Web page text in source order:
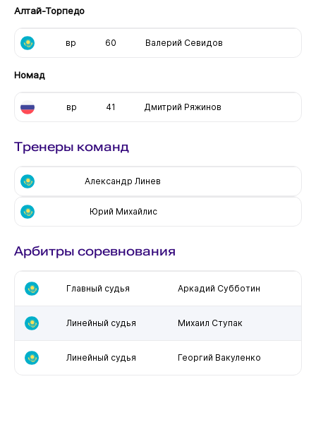
Алтай-Торпедо
вр 60 Валерий Севидов
Номад
вр 41 Дмитрий Ряжинов
Тренеры команд
Александр Линев
Юрий Михайлис
Арбитры соревнования
Главный судья Аркадий Субботин
Линейный судья Михаил Ступак
Линейный судья Георгий Вакуленко